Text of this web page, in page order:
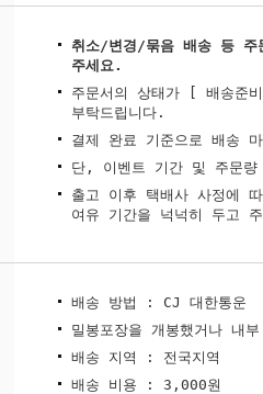
취소/변경/묶음 배송 등
주세요.
주문서의 상태가 [ 배송
부탁드립니다.
결제 완료 기준으로 배송
단, 이벤트 기간 및 주문
출고 이후 택배사 사정에
여유 기간을 넉넉히 두고
배송 방법 : CJ 대한통운
밀봉포장을 개봉했거나 내
배송 지역 : 전국지역
배송 비용 : 3,000원